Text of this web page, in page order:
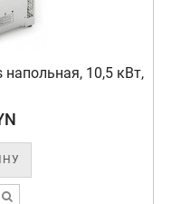
напольная, 10,5 кВт,